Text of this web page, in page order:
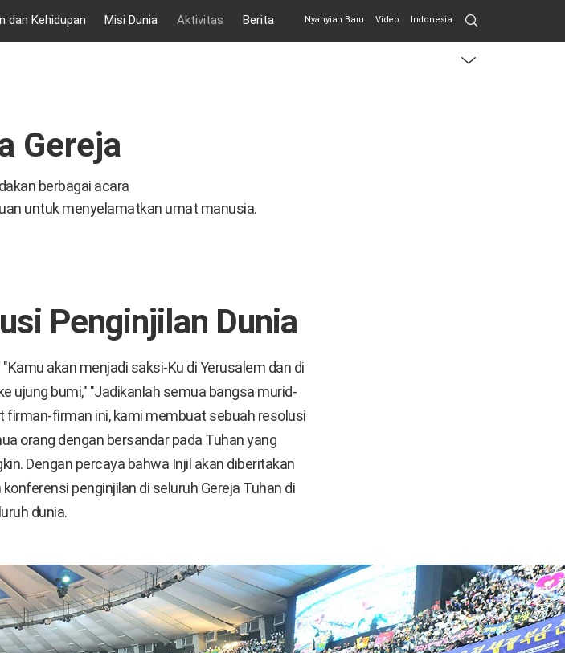
dan Kehidupan Misi Dunia Aktivitas Berita Nyanyian Baru Video Indonesia Search
Submit
Gereja
berbagai acara
untuk menyelamatkan umat manusia.
Penginjilan Dunia
akan menjadi saksi-Ku di Yerusalem dan di
ujung bumi," "Jadikanlah semua bangsa murid-
firman-firman ini, kami membuat sebuah resolusi
orang dengan bersandar pada Tuhan yang
Dengan percaya bahwa Injil akan diberitakan
penginjilan di seluruh Gereja Tuhan di
dunia.